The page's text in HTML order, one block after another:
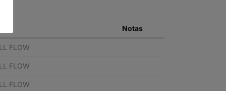
Notas
FLOW
FLOW
FLOW